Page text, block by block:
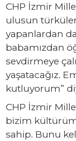
CHP İzmir
ulusun
yapanlardan
babamızdan
sevdirmeye
yaşatacağız.
kutluyorum”
CHP İzmir
bizim
sahip. Bunu